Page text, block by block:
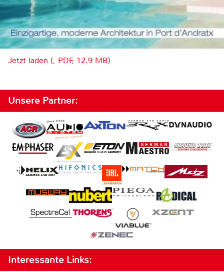
Jetzt laden (, PDF, 12.9 MB)
Unsere Partner:
Interessante Links: